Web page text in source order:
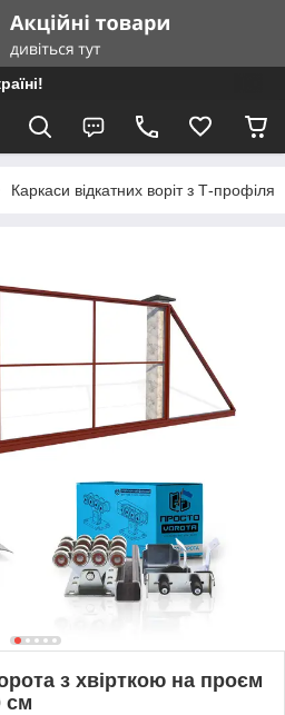
Каркаси відкатних воріт з Т-профіля
з хвірткою на проєм
см